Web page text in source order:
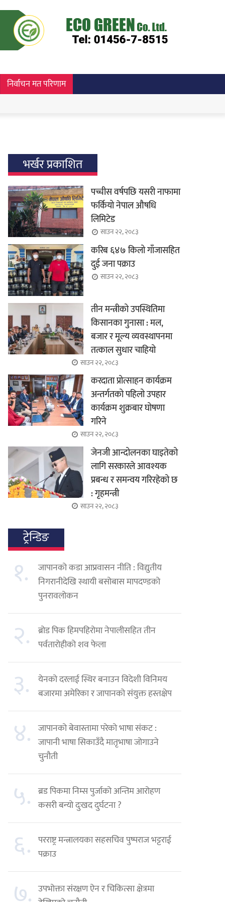
निर्वाचन मत परिणाम
भर्खर प्रकाशित
पच्चीस वर्षपछि यसरी नाफामा
फर्कियो नेपाल औषधि
लिमिटेड
साउन २२, २०८३
करिब ६४७ किलो गाँजासहित
दुई जना पक्राउ
साउन २२, २०८३
तीन मन्त्रीको उपस्थितिमा
किसानका गुनासा : मल,
बजार र मूल्य व्यवस्थापनमा
तत्काल सुधार चाहियो
साउन २२, २०८३
करदाता प्रोत्साहन कार्यक्रम
अन्तर्गतको पहिलो उपहार
कार्यक्रम शुक्रबार घोषणा
गरिने
साउन २२, २०८३
जेनजी आन्दोलनका घाइतेको
लागि सरकारले आवश्यक
प्रबन्ध र समन्वय गरिरहेको छ
: गृहमन्त्री
साउन २२, २०८३
ट्रेन्डिङ
१.
जापानको कडा आप्रवासन नीति : विद्युतीय
निगरानीदेखि स्थायी बसोबास मापदण्डको
पुनरावलोकन
२.
ब्रोड पिक हिमपहिरोमा नेपालीसहित तीन
पर्वतारोहीको शव फेला
३.
येनको दरलाई स्थिर बनाउन विदेशी विनिमय
बजारमा अमेरिका र जापानको संयुक्त हस्तक्षेप
४. जापानको बेवास्तामा परेको भाषा संकट :
जापानी भाषा सिकाउँदै मातृभाषा जोगाउने
चुनौती
५. ब्रड पिकमा निम्स पुर्जाको अन्तिम आरोहण
कसरी बन्यो दुःखद दुर्घटना ?
६. परराष्ट्र मन्त्रालयका सहसचिव पुष्पराज भट्टराई
पक्राउ
उपभोक्ता संरक्षण ऐन र चिकित्सा क्षेत्रमा